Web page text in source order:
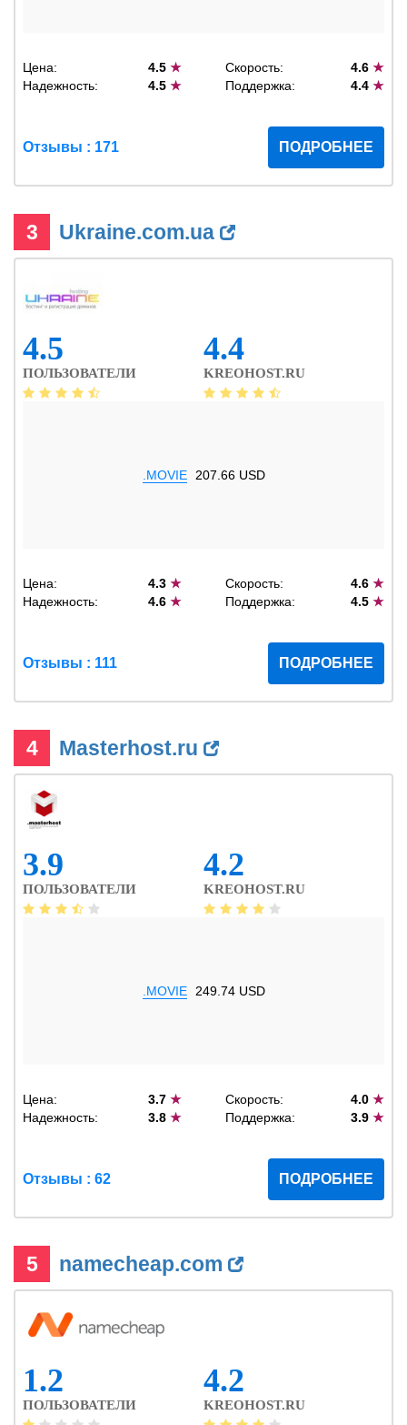
Цена: 4.5★ Скорость: 4.6 ★
Надежность:
4.5★ Поддержка: 4.4 ★
Отзывы : 171 ПОДРОБНЕЕ
3 Ukraine.com.ua
4.5
ПОЛЬЗОВАТЕЛИ
4.4
KREOHOST.RU
.MOVIE 207.66 USD
Цена: 4.3★ Скорость: 4.6 ★
Надежность:
4.6★ Поддержка: 4.5 ★
Отзывы : 111 ПОДРОБНЕЕ
4 Masterhost.ru
3.9
ПОЛЬЗОВАТЕЛИ
4.2
KREOHOST.RU
.MOVIE 249.74 USD
Цена: 3.7★ Скорость: 4.0 ★
Надежность:
3.8★ Поддержка: 3.9 ★
Отзывы : 62 ПОДРОБНЕЕ
5 namecheap.com
1.2
ПОЛЬЗОВАТЕЛИ
4.2
KREOHOST.RU